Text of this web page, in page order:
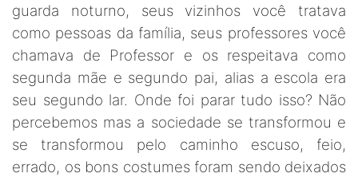
guarda noturno, seus vizinhos você tratava
como pessoas da família, seus professores você
chamava de Professor e os respeitava como
segunda mãe e segundo pai, alias a escola era
seu segundo lar. Onde foi parar tudo isso? Não
percebemos mas a sociedade se transformou e
se transformou pelo caminho escuso, feio,
errado, os bons costumes foram sendo deixados